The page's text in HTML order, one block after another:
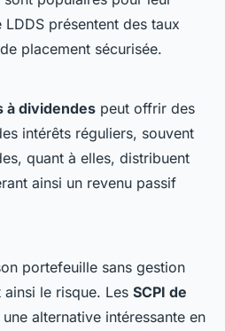
présentent des taux
placement sécurisée.
à dividendes peut offrir des
intérêts réguliers, souvent
quant à elles, distribuent
ainsi un revenu passif
portefeuille sans gestion
le risque. Les SCPI de
alternative intéressante en